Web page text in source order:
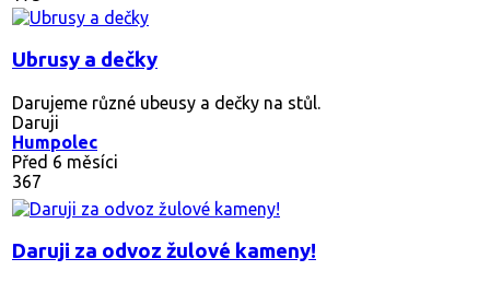
Ubrusy a dečky
Darujeme různé ubeusy a dečky na stůl.
Daruji
Humpolec
Před 6 měsíci
367
Daruji za odvoz žulové kameny!